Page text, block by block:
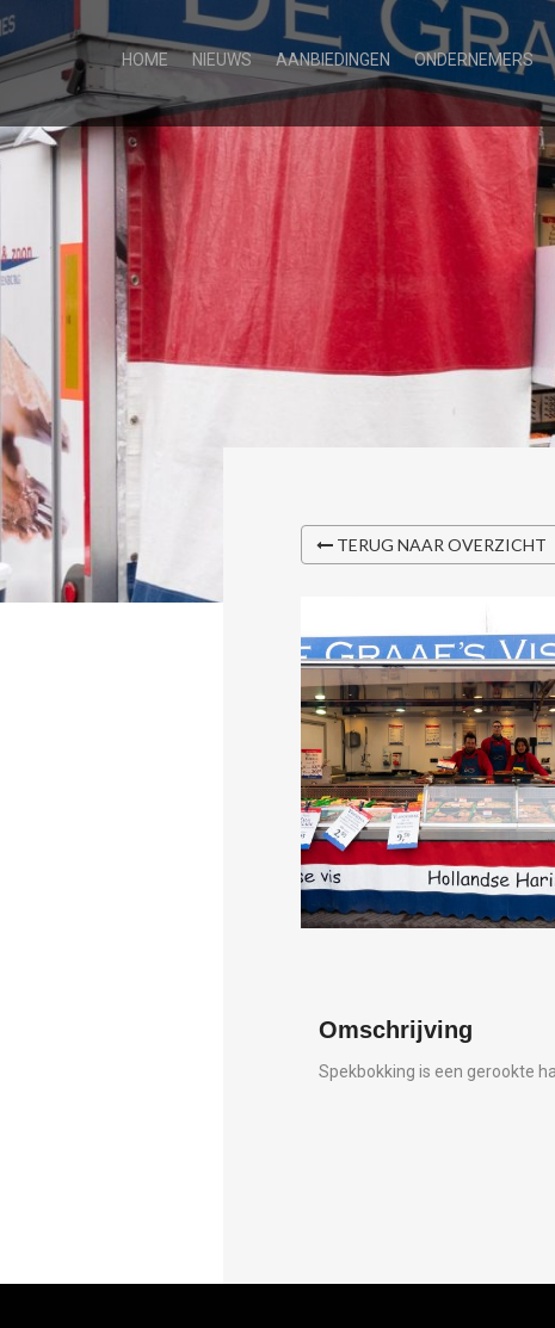
HOME NIEUWS AANBIEDINGEN ONDERNEMERS
TERUG NAAR OVERZICHT
Omschrijving
Spekbokking is een gerookte